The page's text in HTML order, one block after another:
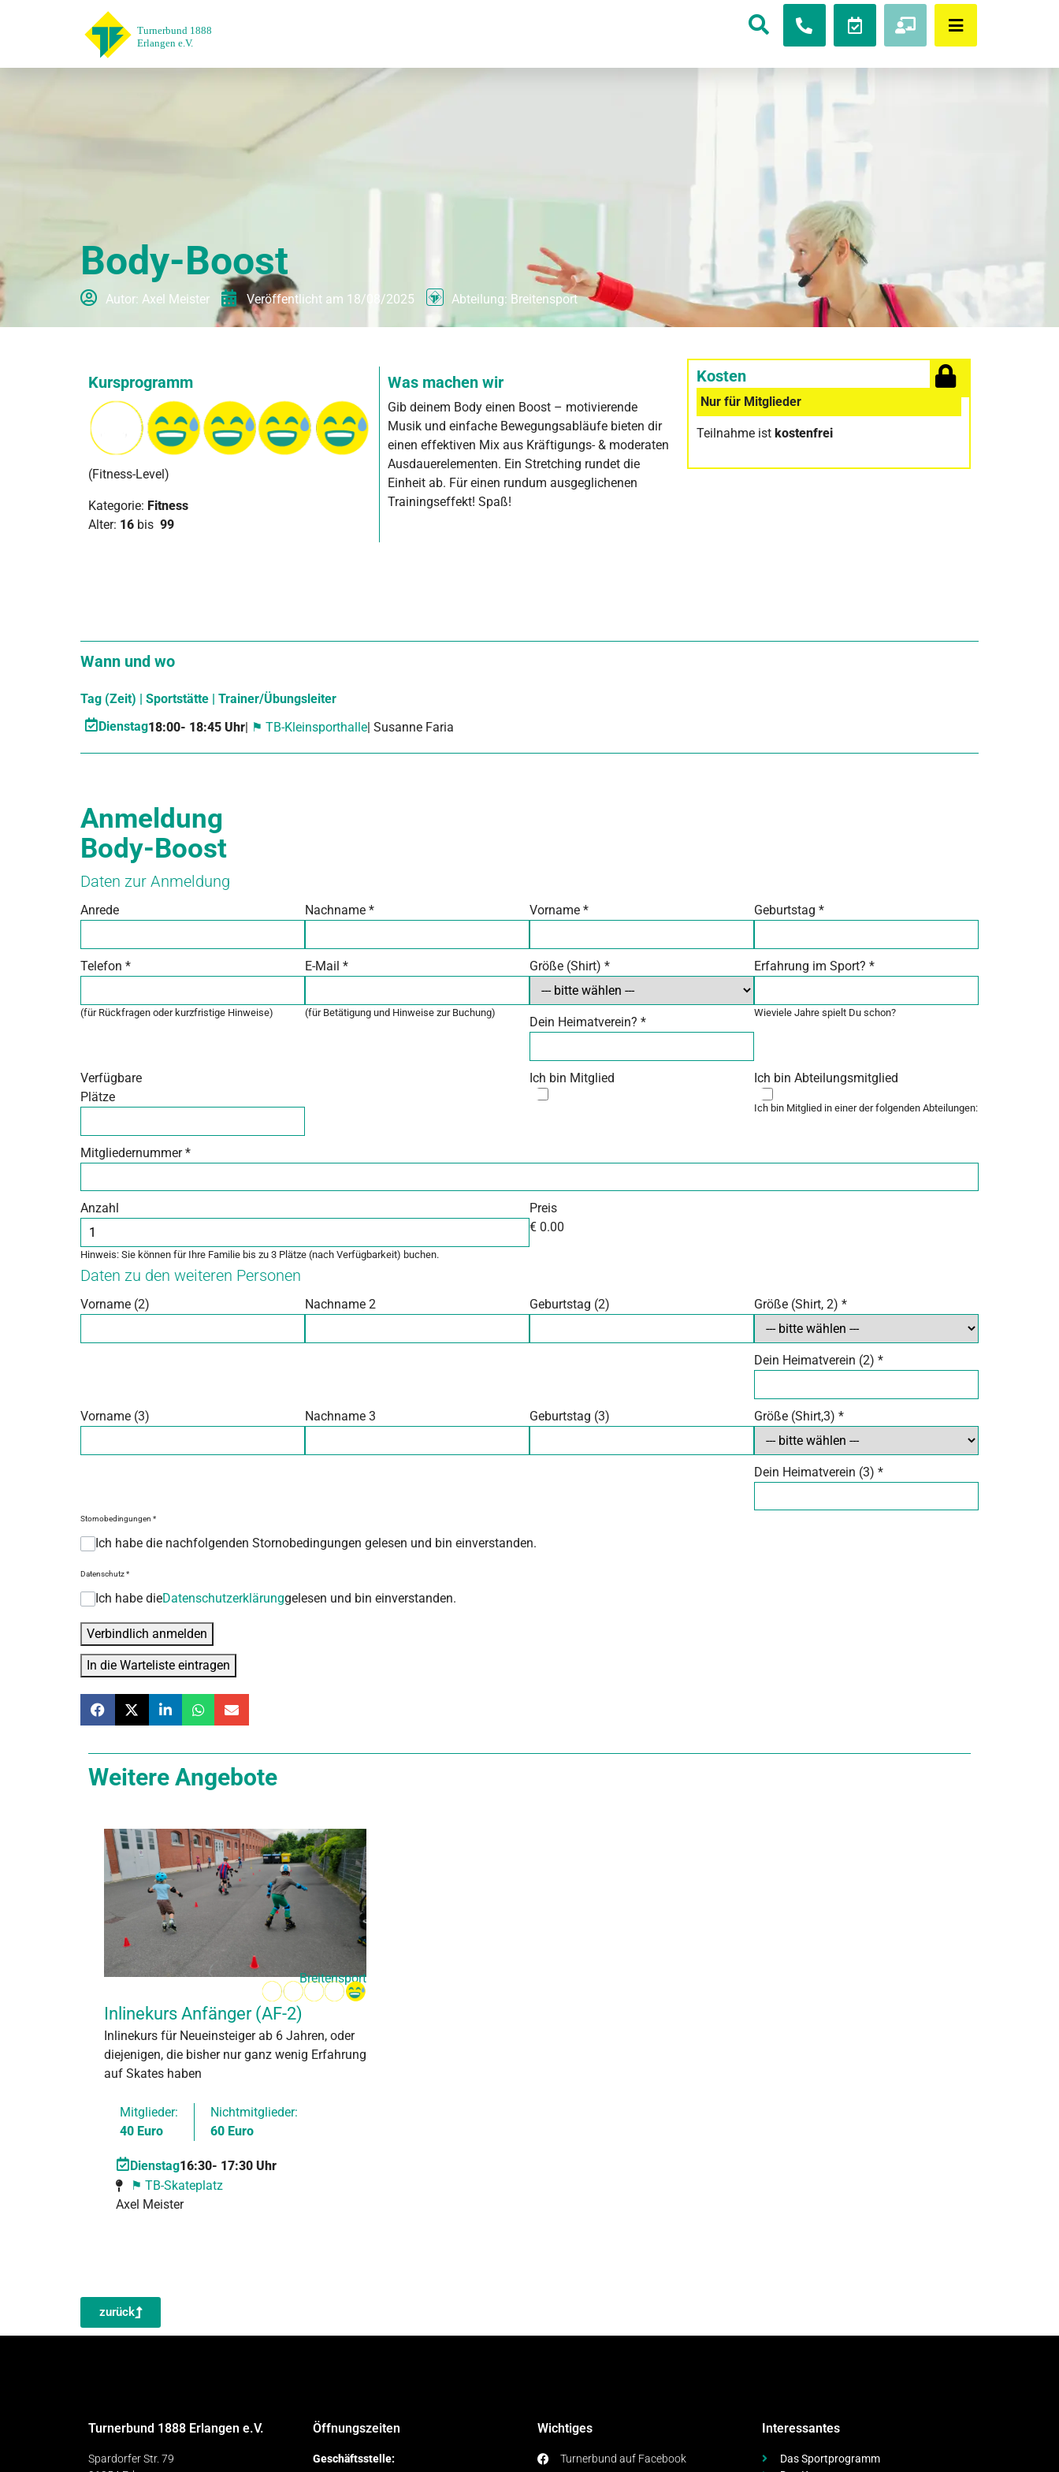
Body-Boost
Autor: Axel Meister Veröffentlicht am 18/08/2025 Abteilung: Breitensport
Kursprogramm
(Fitness-Level)
Kategorie: Fitness
Alter: 16 bis 99
Was machen wir
Gib deinem Body einen Boost – motivierende
Musik und einfache Bewegungsabläufe bieten dir
einen effektiven Mix aus Kräftigungs- & moderaten
Ausdauerelementen. Ein Stretching rundet die
Einheit ab. Für einen rundum ausgeglichenen
Trainingseffekt! Spaß!
Kosten
Nur für Mitglieder
Teilnahme istkostenfrei
Wann und wo
Tag (Zeit) | Sportstätte | Trainer/Übungsleiter
Dienstag18:00- 18:45 Uhr| ⚑ TB-Kleinsporthalle| Susanne Faria
Anmeldung
Body-Boost
Daten zur Anmeldung
Anrede Nachname * Vorname * Geburtstag *
Telefon *
(für Rückfragen oder kurzfristige Hinweise)
E-Mail *
(für Betätigung und Hinweise zur Buchung)
Größe (Shirt) *
Dein Heimatverein? *
Erfahrung im Sport? *
Wieviele Jahre spielt Du schon?
Verfügbare
Plätze
Ich bin Mitglied Ich bin Abteilungsmitglied
Ich bin Mitglied in einer der folgenden Abteilungen:
Mitgliedernummer*
Anzahl
Hinweis: Sie können für Ihre Familie bis zu 3 Plätze (nach Verfügbarkeit) buchen.
Preis
€ 0.00
Daten zu den weiteren Personen
Vorname (2) Nachname 2 Geburtstag (2) Größe (Shirt, 2) *
Dein Heimatverein (2) *
Vorname (3) Nachname 3 Geburtstag (3) Größe (Shirt,3) *
Dein Heimatverein (3) *
Stornobedingungen *
Ich habe die nachfolgenden Stornobedingungen gelesen und bin einverstanden.
Datenschutz*
Ich habe dieDatenschutzerklärunggelesen und bin einverstanden.
Verbindlich anmelden
In die Warteliste eintragen
Weitere Angebote
Breitensport
Inlinekurs Anfänger (AF-2)
Inlinekurs für Neueinsteiger ab 6 Jahren, oder
diejenigen, die bisher nur ganz wenig Erfahrung
auf Skates haben
Mitglieder:
40 Euro
Nichtmitglieder:
60 Euro
Dienstag16:30- 17:30 Uhr
⚑ TB-Skateplatz
Axel Meister
zurück
Turnerbund 1888 Erlangen e.V.
Spardorfer Str. 79
Öffnungszeiten
Geschäftsstelle:
Wichtiges
Turnerbund auf Facebook
Interessantes
Das Sportprogramm